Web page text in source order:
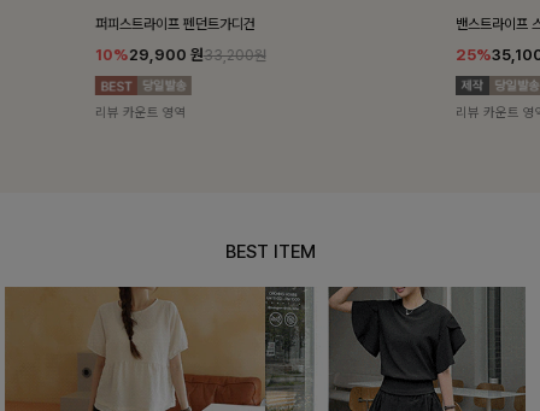
밴스트라이프 스트링원피스
25%35,100 원46,800원
리뷰 카운트 영역
[5천장돌파/
10%
리뷰 카운트 영
BEST ITEM